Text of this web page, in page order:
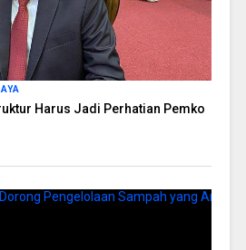
Harus Jadi Perhatian Pemko